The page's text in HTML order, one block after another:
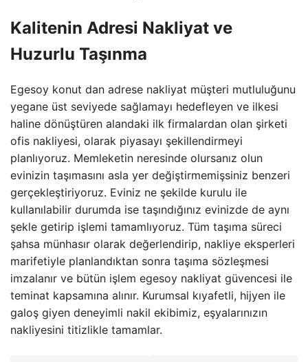
Kalitenin Adresi Nakliyat ve
Huzurlu Taşınma
Egesoy konut dan adrese nakliyat müşteri mutluluğunu
yegane üst seviyede sağlamayı hedefleyen ve ilkesi
haline dönüştüren alandaki ilk firmalardan olan şirketi
ofis nakliyesi, olarak piyasayı şekillendirmeyi
planlıyoruz. Memleketin neresinde olursanız olun
evinizin taşımasını asla yer değiştirmemişsiniz benzeri
gerçekleştiriyoruz. Eviniz ne şekilde kurulu ile
kullanılabilir durumda ise taşındığınız evinizde de aynı
şekle getirip işlemi tamamlıyoruz. Tüm taşıma süreci
şahsa münhasır olarak değerlendirip, nakliye eksperleri
marifetiyle planlandıktan sonra taşıma sözleşmesi
imzalanır ve bütün işlem egesoy nakliyat güvencesi ile
teminat kapsamına alınır. Kurumsal kıyafetli, hijyen ile
galoş giyen deneyimli nakil ekibimiz, eşyalarınızın
nakliyesini titizlikle tamamlar.